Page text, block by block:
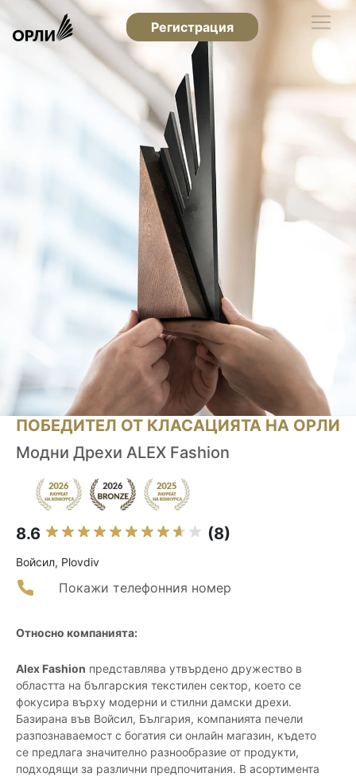
Регистрация
ПОБЕДИТЕЛ ОТ КЛАСАЦИЯТА НА ОРЛИ
Модни Дрехи ALEX Fashion
8.6 (8)
Войсил, Plovdiv
Покажи телефонния номер
Относно компанията:
Alex Fashion представлява утвърдено дружество в
областта на българския текстилен сектор, което се
фокусира върху модерни и стилни дамски дрехи.
Базирана във Войсил, България, компанията печели
разпознаваемост с богатия си онлайн магазин, където
се предлага значително разнообразие от продукти,
подходящи за различни предпочитания. В асортимента